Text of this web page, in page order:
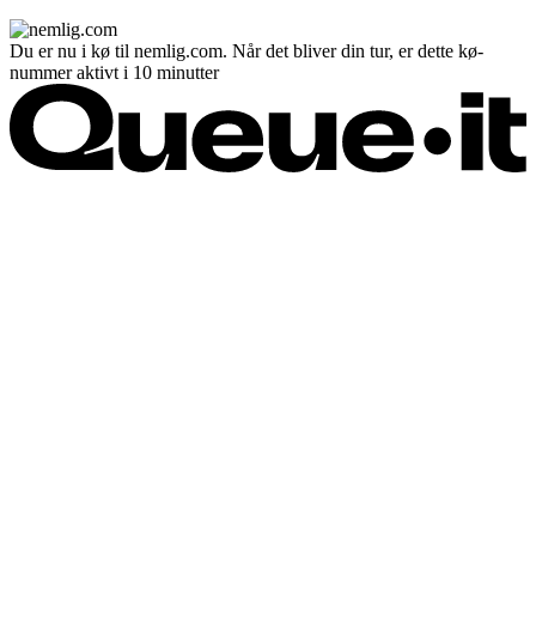
Du er nu i kø til nemlig.com. Når det bliver din tur, er dette kø-
nummer aktivt i 10 minutter